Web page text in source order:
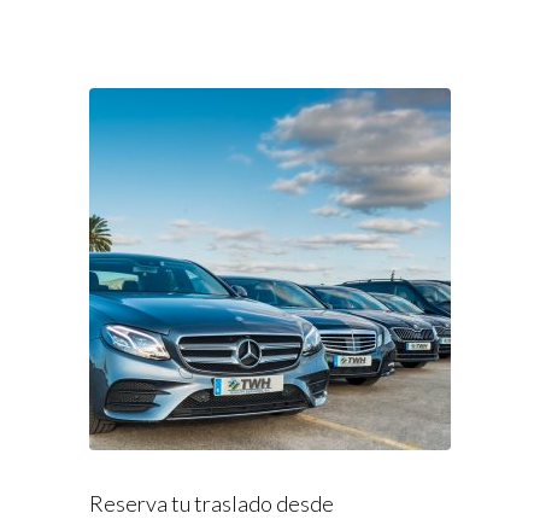
Reserva tu traslado desde